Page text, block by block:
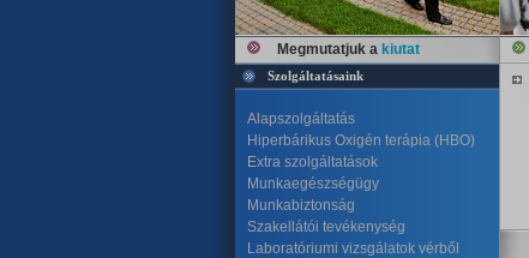
Megmutatjuk a kiutat
Szolgáltatásaink
Alapszolgáltatás
Hiperbárikus Oxigén terápia (HBO)
Extra szolgáltatások
Munkaegészségügy
Munkabiztonság
Szakellátói tevékenység
Laboratóriumi vizsgálatok vérből